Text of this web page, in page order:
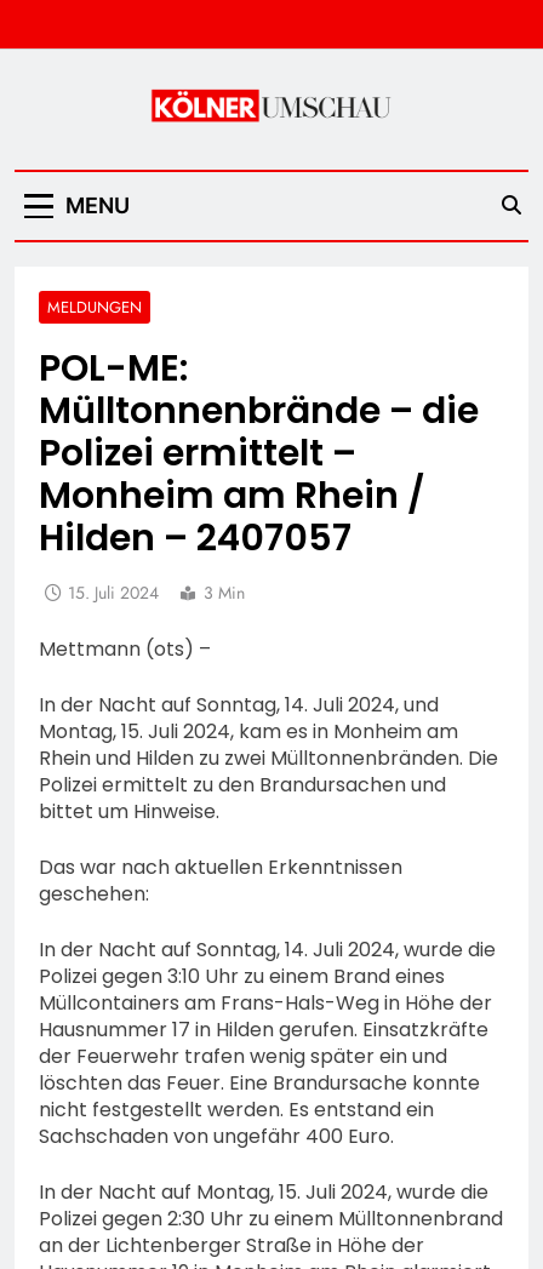
to
Kölner Umschau
MENU
MELDUNGEN
POL-ME:
Mülltonnenbrände – die
Polizei ermittelt –
Monheim am Rhein /
Hilden – 2407057
15. Juli 2024 3 Min
Mettmann (ots) –
In der Nacht auf Sonntag, 14. Juli 2024, und
Montag, 15. Juli 2024, kam es in Monheim am
Rhein und Hilden zu zwei Mülltonnenbränden. Die
Polizei ermittelt zu den Brandursachen und
bittet um Hinweise.
Das war nach aktuellen Erkenntnissen
geschehen:
In der Nacht auf Sonntag, 14. Juli 2024, wurde die
Polizei gegen 3:10 Uhr zu einem Brand eines
Müllcontainers am Frans-Hals-Weg in Höhe der
Hausnummer 17 in Hilden gerufen. Einsatzkräfte
der Feuerwehr trafen wenig später ein und
löschten das Feuer. Eine Brandursache konnte
nicht festgestellt werden. Es entstand ein
Sachschaden von ungefähr 400 Euro.
In der Nacht auf Montag, 15. Juli 2024, wurde die
Polizei gegen 2:30 Uhr zu einem Mülltonnenbrand
an der Lichtenberger Straße in Höhe der